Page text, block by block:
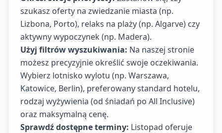
szukasz oferty na zwiedzanie miasta (np.
Lizbona, Porto), relaks na plaży (np. Algarve) czy
aktywny wypoczynek (np. Madera).
Użyj filtrów wyszukiwania: Na naszej stronie
możesz precyzyjnie określić swoje oczekiwania.
Wybierz lotnisko wylotu (np. Warszawa,
Katowice, Berlin), preferowany standard hotelu,
rodzaj wyżywienia (od śniadań po All Inclusive)
oraz maksymalną cenę.
Sprawdź dostępne terminy: Listopad oferuje